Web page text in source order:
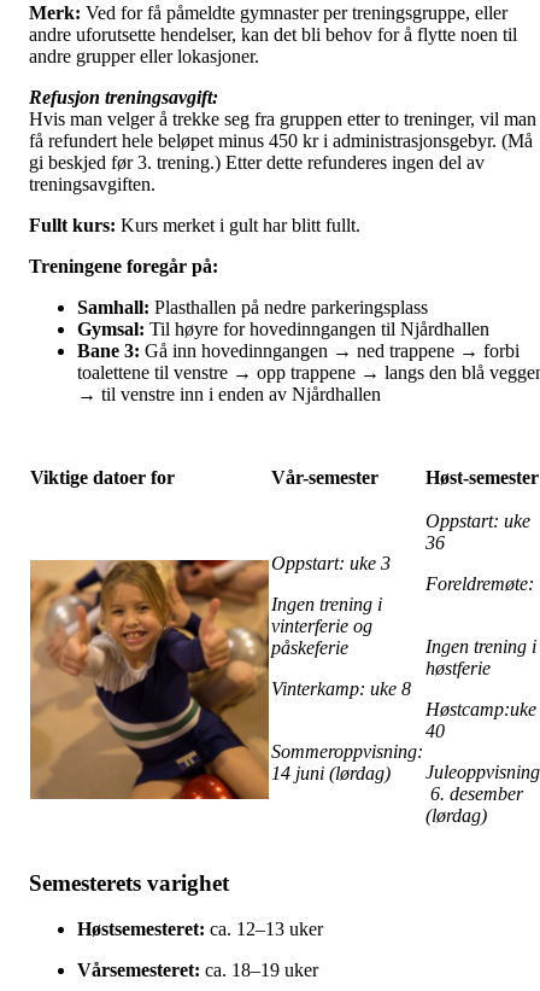
Merk: Ved for få påmeldte gymnaster per treningsgruppe, eller
andre uforutsette hendelser, kan det bli behov for å flytte noen til
andre grupper eller lokasjoner.
Refusjon treningsavgift:
Hvis man velger å trekke seg fra gruppen etter to treninger, vil man
få refundert hele beløpet minus 450 kr i administrasjonsgebyr. (Må
gi beskjed før 3. trening.) Etter dette refunderes ingen del av
treningsavgiften.
Fullt kurs: Kurs merket i gult har blitt fullt.
Treningene foregår på:
Samhall: Plasthallen på nedre parkeringsplass
Gymsal: Til høyre for hovedinngangen til Njårdhallen
Bane 3: Gå inn hovedinngangen → ned trappene → forbi
toalettene til venstre → opp trappene → langs den blå
→ til venstre inn i enden av Njårdhallen
Viktige datoer for Vår-semester Høst-semester
Oppstart: uke 3
Ingen trening i
vinterferie og
påskeferie
Vinterkamp: uke 8
Sommeroppvisning:
14 juni (lørdag)
Oppstart: uke
36
Ingen trening i
høstferie
Høstcamp:uke
40
6. desember
(lørdag)
Semesterets varighet
Høstsemesteret: ca. 12–13 uker
Vårsemesteret: ca. 18–19 uker